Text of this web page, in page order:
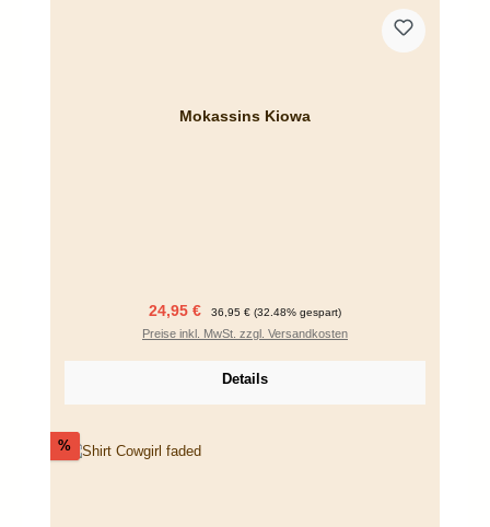
Mokassins Kiowa
Verkaufspreis:
24,95 € Regulärer Preis:
36,95 € (32.48% gespart)
Preise inkl. MwSt. zzgl. Versandkosten
Details
%Rabatt